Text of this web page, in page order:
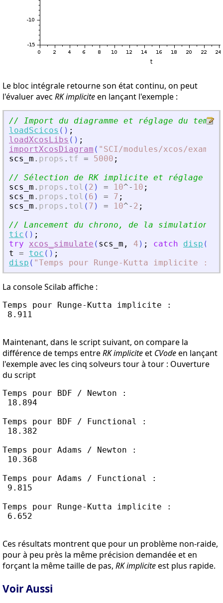
Le bloc intégrale retourne son état continu, on peut
l'évaluer avec RK impliciteen lançant l'exemple :
// Import du diagramme et réglage du
loadScicos ( ) ;
loadXcosLibs ( ) ;
importXcosDiagram ( " SCI/modules/xcos/
scs_m . props . tf = 5000 ;
// Sélection de RK implicite et réglage
scs_m . props . tol ( 2 ) = 10^- 10 ;
scs_m . props . tol ( 6 ) = 7 ;
scs_m . props . tol ( 7 ) = 10^- 2 ;
// Lancement du chrono, de la simulation
tic ( ) ;
try
xcos_simulate ( scs_m , 4 ) ; catch disp (
t
= toc ( ) ;
disp ( "Temps pour Runge-Kutta implicite :
La console Scilab affiche :
Temps pour Runge-Kutta implicite :
8.911
Maintenant, dans le script suivant, on compare la
différence de temps entreRK impliciteet CVodeen lançant
l'exemple avec les cinq solveurs tour à tour : Ouverture
du script
Temps pour BDF / Newton :
18.894
Temps pour BDF / Functional :
18.382
Temps pour Adams / Newton :
10.368
Temps pour Adams / Functional :
9.815
Temps pour Runge-Kutta implicite :
6.652
Ces résultats montrent que pour un problème non-raide,
pour à peu près la même précision demandée et en
forçant la même taille de pas, RK impliciteest plus rapide.
Voir Aussi